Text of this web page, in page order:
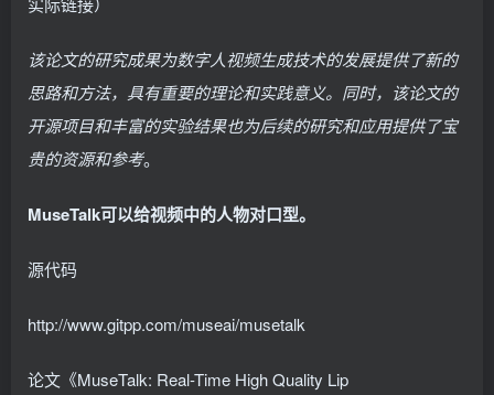
该论文的研究成果为数字人视频生成技术的发展提供了新的
思路和方法，具有重要的理论和实践意义。同时，该论文的
开源项目和丰富的实验结果也为后续的研究和应用提供了宝
贵的资源和参考。
MuseTalk可以给视频中的人物对口型。
源代码
http://www.gitpp.com/museai/musetalk
论文《MuseTalk: Real-Time High Quality Lip